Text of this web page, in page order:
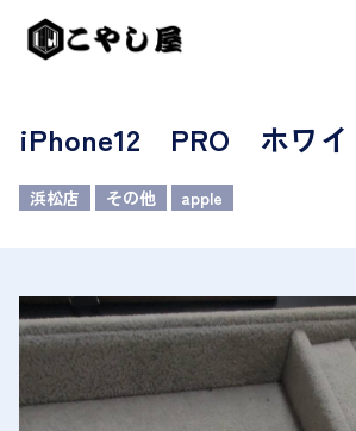
iPhone12 PRO ホワイ
浜松店 その他 apple